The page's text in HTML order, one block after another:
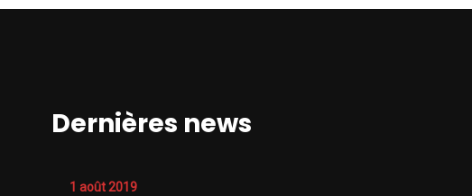
Dernières news
1 août 2019